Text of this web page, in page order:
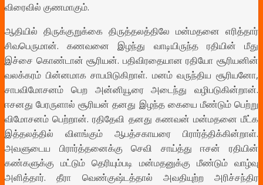
விரைவில் குணமாகும்.
ஆதியில் திருக்குறுக்கை திருத்தலத்திலே மன்மதனை எரித்தார்
சிவபெருமான். கணவனை இழந்து வாடியிருந்த ரதியின் மீது
இச்சை கொண்டான் சூரியன். பதிவிரதையான ரதியோ சூரியனின்
வலக்கரம் பின்னமாக சாபமிடுகிறாள். மனம் வருந்திய சூரியனோ,
சாபவிமோசனம் பெற அன்னியூரை அடைந்து வழிபடுகின்றான்.
ஈசனது பேரருளால் சூரியன் தனது இழந்த கையை மீண்டும் பெற்று
விமோசனம் பெற்றான்.ரதிதேவி தனது கணவன் மன்மதனை மீட்க
இத்தலத்தில் விளங்கும் ஆபத்சகாயரை பிரார்த்திக்கின்றாள்.
அவளுடைய பிரார்த்தனைக்கு செவி சாய்த்து ஈசன் ரதியின்
கண்களுக்கு மட்டும் தெரியும்படி மன்மதனுக்கு மீண்டும் வாழ்வு
அளித்தார்.தீரா வெண்குஷ்டத்தால் அவதியுற்ற அரிச்சந்திர